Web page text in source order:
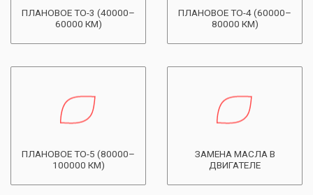
ПЛАНОВОЕ ТО-3 (40000–
60000 КМ)
ПЛАНОВОЕ ТО-4 (60000–
80000 КМ)
ПЛАНОВОЕ ТО-5 (80000–
100000 КМ)
ЗАМЕНА МАСЛА В
ДВИГАТЕЛЕ